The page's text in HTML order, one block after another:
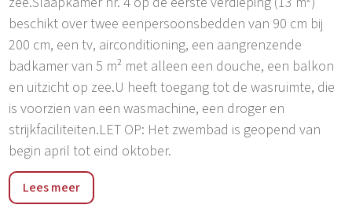
beschikt over twee eenpersoonsbedden van 90 cm bij
200 cm, een tv, airconditioning, een aangrenzende
badkamer van 5 m² met alleen een douche, een balkon
en uitzicht op zee.U heeft toegang tot de wasruimte, die
is voorzien van een wasmachine, een droger en
strijkfaciliteiten.LET OP: Het zwembad is geopend van
begin april tot eind oktober.
Slechts 8 km scheidt de chique Villa Libero van het hart
van de bekende stad Split, die een overvloed aan
Lees meer